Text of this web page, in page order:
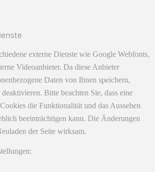
externe Dienste wie Google Webfonts,
Videoanbieter. Da diese Anbieter
Daten von Ihnen speichern,
Bitte beachten Sie, dass eine
die Funktionalität und das Aussehen
beeinträchtigen kann. Die Änderungen
der Seite wirksam.